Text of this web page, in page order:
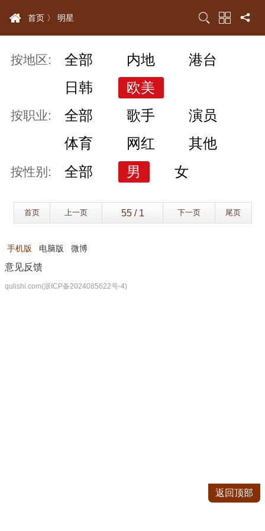
首页 〉 明星
按地区: 全部 内地
港台
日韩
欧美
按职业: 全部 歌手
演员
体育
网红 其他
按性别: 全部 男 女
首页 上一页 下一页 尾页
手机版 电脑版 微博
意见反馈
qulishi.com(浙ICP备2024085622号-4)
返回顶部